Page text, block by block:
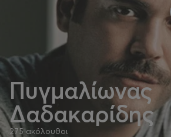
Πυγμαλίωνας
Δαδακαρίδης
275 ακόλουθοι